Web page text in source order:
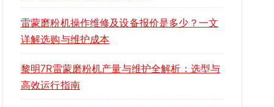
雷蒙磨粉机操作维修及设备报价是多少？一文
详解选购与维护成本
黎明7R雷蒙磨粉机产量与维护全解析：选型与
高效运行指南